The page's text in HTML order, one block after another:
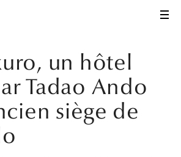
un hôtel
Tadao Ando
siège de